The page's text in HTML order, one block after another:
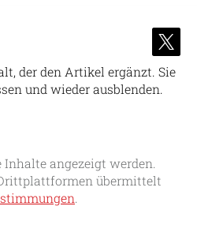
der den Artikel ergänzt. Sie
und wieder ausblenden.
angezeigt werden.
übermittelt
.